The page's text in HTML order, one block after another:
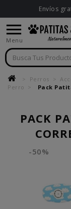
Envíos

Menu
Perros
Perro
Pack
PACK
-50%